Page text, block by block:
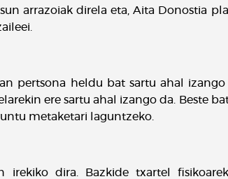
arrazoiak direla eta, Aita Donostia
pertsona heldu bat sartu ahal izango
ere sartu ahal izango da. Beste
metaketari laguntzeko.
irekiko dira. Bazkide txartel